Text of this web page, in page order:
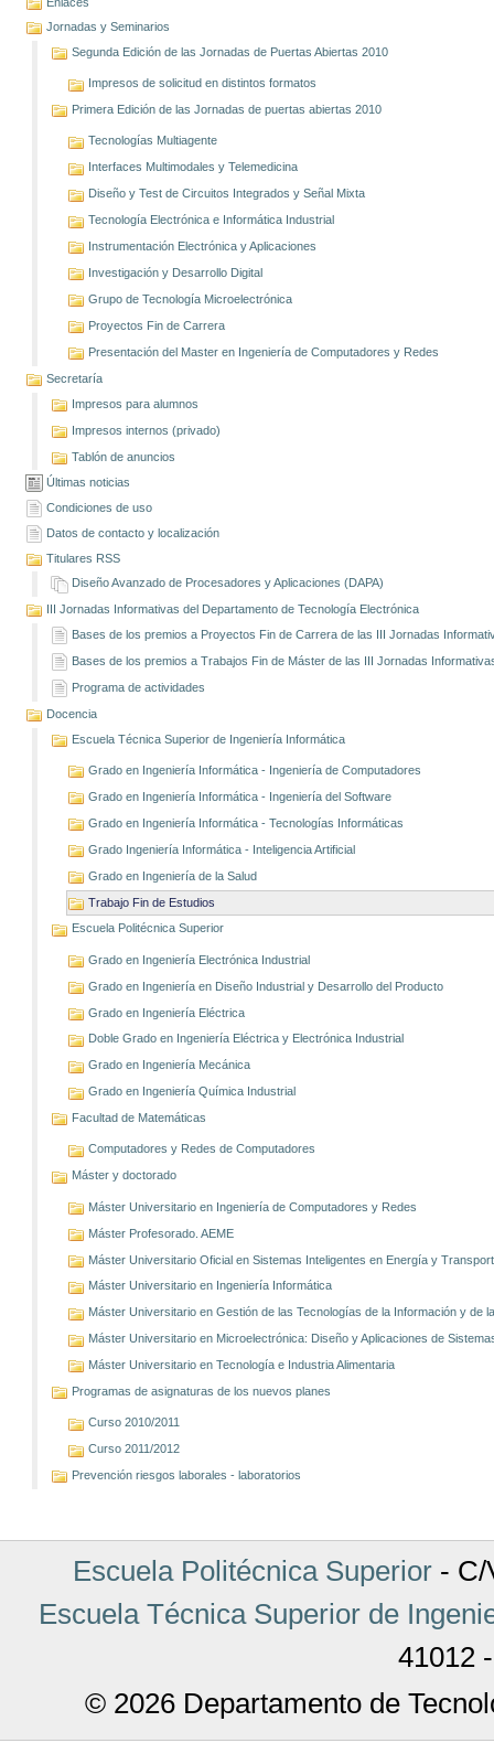
Jornadas y Seminarios
Segunda Edición de las Jornadas de Puertas Abiertas 2010
Impresos de solicitud en distintos formatos
Primera Edición de las Jornadas de puertas abiertas 2010
Tecnologías Multiagente
Interfaces Multimodales y Telemedicina
Diseño y Test de Circuitos Integrados y Señal Mixta
Tecnología Electrónica e Informática Industrial
Instrumentación Electrónica y Aplicaciones
Investigación y Desarrollo Digital
Grupo de Tecnología Microelectrónica
Proyectos Fin de Carrera
Presentación del Master en Ingeniería de Computadores y Redes
Secretaría
Impresos para alumnos
Impresos internos (privado)
Tablón de anuncios
Últimas noticias
Condiciones de uso
Datos de contacto y localización
Titulares RSS
Diseño Avanzado de Procesadores y Aplicaciones (DAPA)
III Jornadas Informativas del Departamento de Tecnología Electrónica
Bases de los premios a Proyectos Fin de Carrera de las III Jornadas
Bases de los premios a Trabajos Fin de Máster de las III Jornadas
Programa de actividades
Docencia
Escuela Técnica Superior de Ingeniería Informática
Grado en Ingeniería Informática - Ingeniería de Computadores
Grado en Ingeniería Informática - Ingeniería del Software
Grado en Ingeniería Informática - Tecnologías Informáticas
Grado Ingeniería Informática - Inteligencia Artificial
Grado en Ingeniería de la Salud
Trabajo Fin de Estudios
Escuela Politécnica Superior
Grado en Ingeniería Electrónica Industrial
Grado en Ingeniería en Diseño Industrial y Desarrollo del Producto
Grado en Ingeniería Eléctrica
Doble Grado en Ingeniería Eléctrica y Electrónica Industrial
Grado en Ingeniería Mecánica
Grado en Ingeniería Química Industrial
Facultad de Matemáticas
Computadores y Redes de Computadores
Máster y doctorado
Máster Universitario en Ingeniería de Computadores y Redes
Máster Profesorado. AEME
Máster Universitario Oficial en Sistemas Inteligentes en Energía y
Máster Universitario en Ingeniería Informática
Máster Universitario en Gestión de las Tecnologías de la Información y de
Máster Universitario en Microelectrónica: Diseño y Aplicaciones de
Máster Universitario en Tecnología e Industria Alimentaria
Programas de asignaturas de los nuevos planes
Curso 2010/2011
Curso 2011/2012
Prevención riesgos laborales - laboratorios
Escuela Politécnica Superior- C/
Escuela Técnica Superior de
41012
© 2026 Departamento de